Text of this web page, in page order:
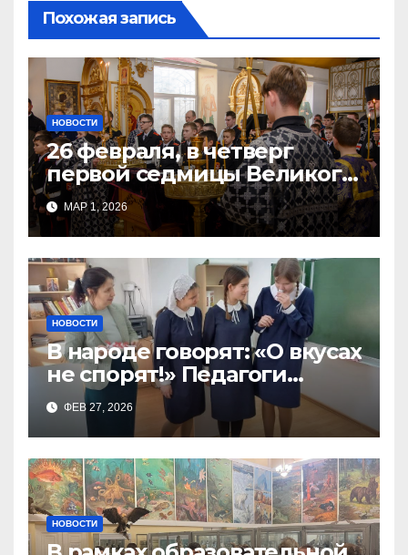
Похожая запись
НОВОСТИ
26 февраля, в четверг
первой седмицы Великого
Поста, в Свято-Никольском
храме состоялось Великое
МАР 1, 2026
НОВОСТИ
В народе говорят: «О вкусах
не спорят!» Педагоги
поварского отделения
Тимченко О.О.
ФЕВ 27, 2026
НОВОСТИ